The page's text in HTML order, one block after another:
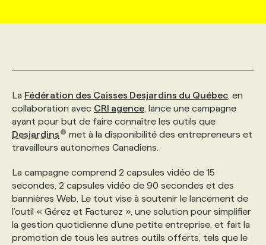
AFFAIRES DE L'INDUSTRIE
INITIATIVES NUMÉRIQUES
PRIX ET DISTINCTIONS
TENDANCES
WEB & MÉDIAS SOCIAUX
MARKETING DURABLE
GEO/SEO
ÉVÉNEMENTIEL
NOS AUTEUR‧RICES
INFOLETTRE PUBLICITÉ
ANNONCEZ AVEC NOUS
CONSULTER LA CVTHÈQUE
PROFIL ENTREPRISE
FAQ
ANNONCEZ AVEC NOUS
VOIR LES OFFRES
PROFIL CANDIDAT
FAQ
ANNONCEZ AVEC NOUS
NOS FORMATIONS EN LIGNE
NOS PARCOURS DE FORMATIONS
FORMATIONS PERSONNALISÉES
NOS FORMATEUR‧RICES
POURQUOI CHOISIR NOS FORMATIONS
CHASSE DE TÊTE
SERVICE DE CHASSE DE TÊTE
NOS TARIFS
NOS EXPERTISES
FAQ
La Fédération des Caisses Desjardins du Québec , en
collaboration avec CRI agence , lance une campagne
ayant pour but de faire connaître les outils que
Desjardins
met à la disponibilité des entrepreneurs et
travailleurs autonomes Canadiens.
La campagne comprend 2 capsules vidéo de 15
secondes, 2 capsules vidéo de 90 secondes et des
bannières Web. Le tout vise à soutenir le lancement de
l’outil « Gérez et Facturez », une solution pour simplifier
la gestion quotidienne d’une petite entreprise, et fait la
promotion de tous les autres outils offerts, tels que le